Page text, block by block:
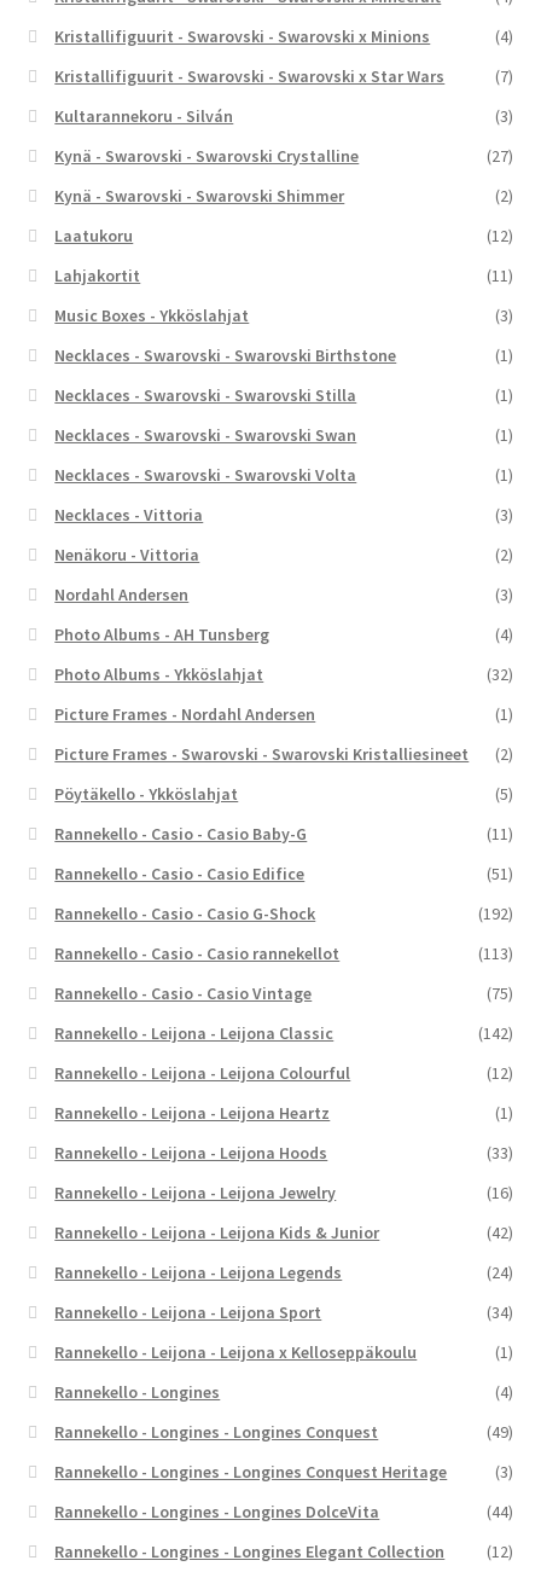
Kristallifiguurit - Swarovski - Swarovski x Minions
(4)
Kristallifiguurit - Swarovski - Swarovski x Star Wars
(7)
Kultarannekoru - Silván
(3)
Kynä - Swarovski - Swarovski Crystalline
(27)
Kynä - Swarovski - Swarovski Shimmer
(2)
Laatukoru
(12)
Lahjakortit
(11)
Music Boxes - Ykköslahjat
(3)
Necklaces - Swarovski - Swarovski Birthstone
(1)
Necklaces - Swarovski - Swarovski Stilla
(1)
Necklaces - Swarovski - Swarovski Swan
(1)
Necklaces - Swarovski - Swarovski Volta
(1)
Necklaces - Vittoria
(3)
Nenäkoru - Vittoria
(2)
Nordahl Andersen
(3)
Photo Albums - AH Tunsberg
(4)
Photo Albums - Ykköslahjat
(32)
Picture Frames - Nordahl Andersen
(1)
Picture Frames - Swarovski - Swarovski Kristalliesineet
(2)
Pöytäkello - Ykköslahjat
(5)
Rannekello - Casio - Casio Baby-G
(11)
Rannekello - Casio - Casio Edifice
(51)
Rannekello - Casio - Casio G-Shock
(192)
Rannekello - Casio - Casio rannekellot
(113)
Rannekello - Casio - Casio Vintage
(75)
Rannekello - Leijona - Leijona Classic
(142)
Rannekello - Leijona - Leijona Colourful
(12)
Rannekello - Leijona - Leijona Heartz
(1)
Rannekello - Leijona - Leijona Hoods
(33)
Rannekello - Leijona - Leijona Jewelry
(16)
Rannekello - Leijona - Leijona Kids & Junior
(42)
Rannekello - Leijona - Leijona Legends
(24)
Rannekello - Leijona - Leijona Sport
(34)
Rannekello - Leijona - Leijona x Kelloseppäkoulu
(1)
Rannekello - Longines
(4)
Rannekello - Longines - Longines Conquest
(49)
Rannekello - Longines - Longines Conquest Heritage
(3)
Rannekello - Longines - Longines DolceVita
(44)
Rannekello - Longines - Longines Elegant Collection
(12)